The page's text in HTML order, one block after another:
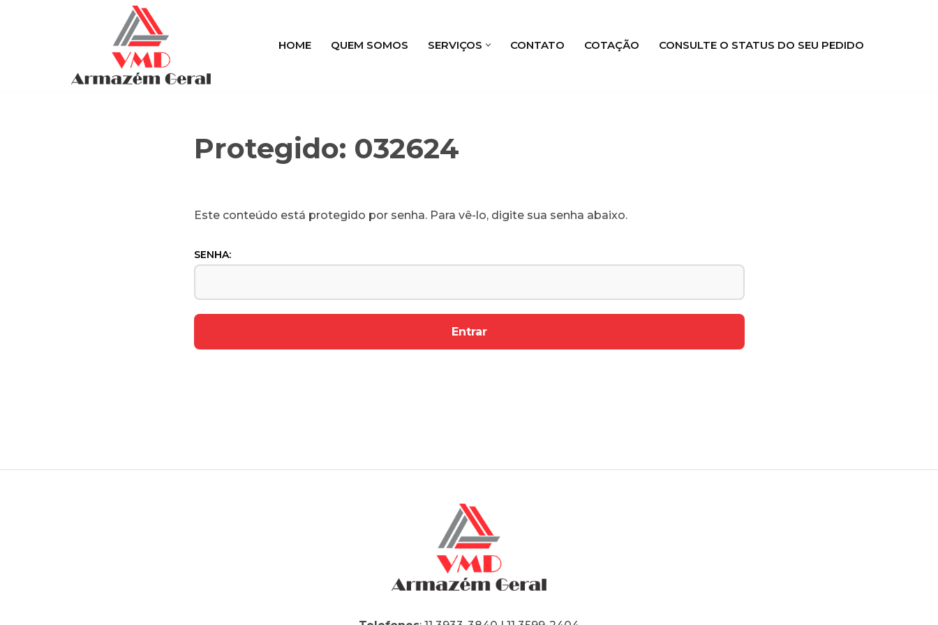
HOME QUEM SOMOS SERVIÇOS CONTATO COTAÇÃO CONSULTE O STATUS DO SEU PEDIDO
Protegido: 032624
Este conteúdo está protegido por senha. Para vê-lo, digite sua senha abaixo.
SENHA: